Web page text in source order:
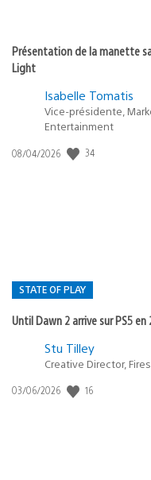
Présentation de la manette
Light
Isabelle Tomatis
Vice-présidente,
Entertainment
Date
08/04/2026 34
STATE OF PLAY
Until Dawn 2 arrive sur PS5 en
Postée
:
Stu Tilley
Creative Director,
Date
03/06/2026 16